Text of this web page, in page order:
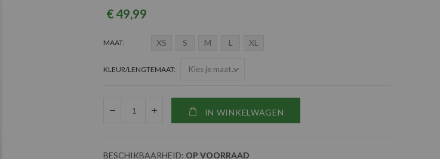
€ 49,99
MAAT XS S M L XL
KLEUR/LENGTEMAAT
IN WINKELWAGEN
BESCHIKBAARHEID: OP VOORRAAD